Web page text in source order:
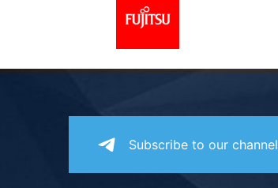
Subscribe to our channel